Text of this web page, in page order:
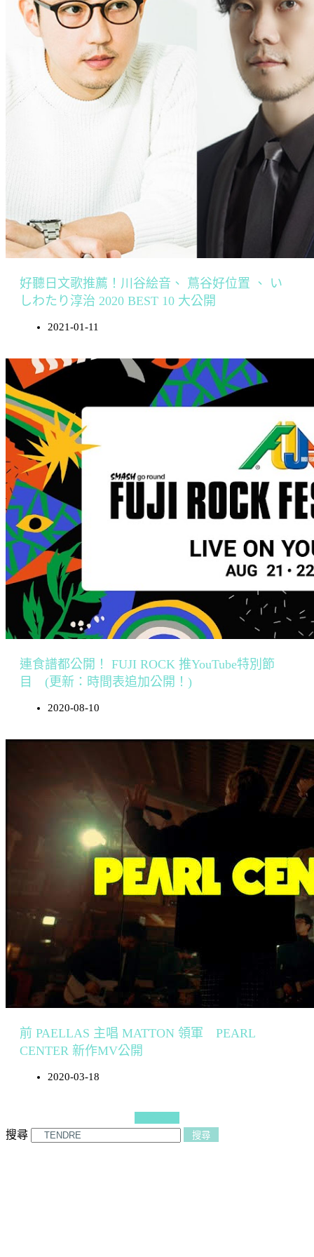
好聽日文歌推薦！川谷絵音、 蔦谷好位置 、 い
しわたり淳治 2020 BEST 10 大公開
2021-01-11
連食譜都公開！ FUJI ROCK 推YouTube特別節
目 (更新：時間表追加公開！)
2020-08-10
前 PAELLAS 主唱 MATTON 領軍 PEARL
CENTER 新作MV公開
2020-03-18
搜尋
搜尋